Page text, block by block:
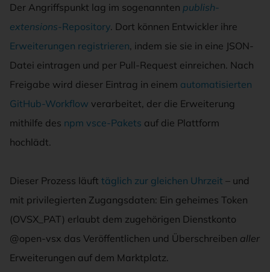
Der Angriffspunkt lag im sogenannten publish-
extensions-Repository. Dort können Entwickler ihre
Erweiterungen registrieren, indem sie sie in eine JSON-
Datei eintragen und per Pull-Request einreichen. Nach
Freigabe wird dieser Eintrag in einem automatisierten
GitHub-Workflow verarbeitet, der die Erweiterung
mithilfe des npm vsce-Pakets auf die Plattform
hochlädt.
Dieser Prozess läuft täglich zur gleichen Uhrzeit – und
mit privilegierten Zugangsdaten: Ein geheimes Token
(OVSX_PAT) erlaubt dem zugehörigen Dienstkonto
@open-vsx das Veröffentlichen und Überschreiben aller
Erweiterungen auf dem Marktplatz.